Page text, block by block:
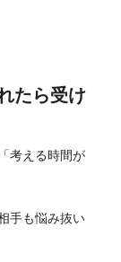
たら受け
考える時間が
手も悩み抜い